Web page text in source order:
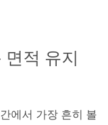
적 유지
에서 가장 흔히 볼